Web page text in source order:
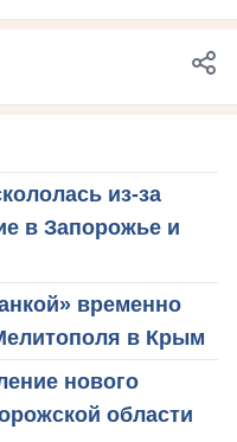
из-за
в Запорожье и
временно
в Крым
нового
области